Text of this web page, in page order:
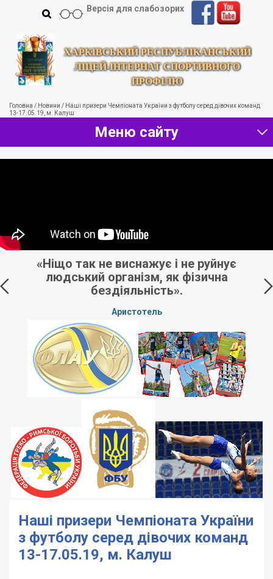
ХАРКІВСЬКИЙ РЕСПУБЛІКАНСЬКИЙ
ЛІЦЕЙ-ІНТЕРНАТ СПОРТИВНОГО
ПРОФІЛЮ
Версія для слабозорих
Головна / Новини / Наші призери Чемпіоната України з футболу серед дівочих команд
13-17.05.19, м. Калуш
Меню сайту
«Ніщо так не виснажує і не руйнує
людський організм, як фізична
бездіяльність».
Аристотель
Наші призери Чемпіоната України
з футболу серед дівочих команд
13-17.05.19, м. Калуш